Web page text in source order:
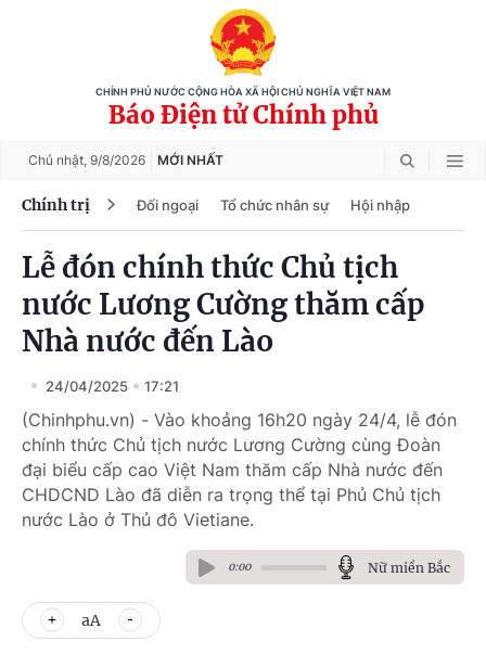
CHÍNH PHỦ NƯỚC CỘNG HÒA XÃ HỘI CHỦ NGHĨA VIỆT NAM
Báo Điện tử Chính phủ
Chủ nhật, 9/8/2026 MỚI NHẤT
Chính trị Đối ngoại Tổ chức nhân sự Hội nhập
Lễ đón chính thức Chủ tịch
nước Lương Cường thăm cấp
Nhà nước đến Lào
24/04/2025 17:21
(Chinhphu.vn) - Vào khoảng 16h20 ngày 24/4, lễ đón
chính thức Chủ tịch nước Lương Cường cùng Đoàn
đại biểu cấp cao Việt Nam thăm cấp Nhà nước đến
CHDCND Lào đã diễn ra trọng thể tại Phủ Chủ tịch
nước Lào ở Thủ đô Vietiane.
0:00 Nữ miền Bắc
aA